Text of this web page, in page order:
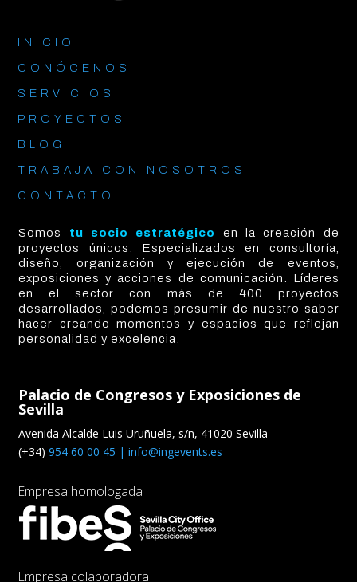
INICIO
CONÓCENOS
SERVICIOS
PROYECTOS
BLOG
TRABAJA CON NOSOTROS
CONTACTO
Somos tu socio estratégico
en la creación de
proyectos únicos. Especializados en consultoría,
diseño, organización y ejecución de eventos,
exposiciones y acciones de comunicación. Líderes
en el sector con más de 400 proyectos
desarrollados, podemos presumir de nuestro saber
hacer creando momentos y espacios que reflejan
personalidad y excelencia.
Palacio de Congresos y Exposiciones de
Sevilla
Avenida Alcalde Luis Uruñuela, s/n, 41020 Sevilla
(+34) 954 60 00 45 |info@ingevents.es
Empresa homologada
Empresa colaboradora